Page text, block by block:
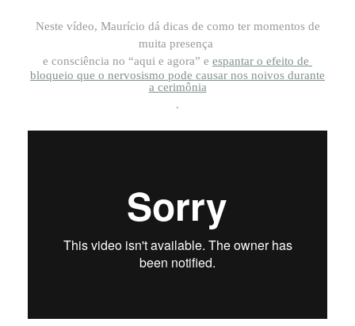
Neste vídeo, Maurício dá dicas de como ter momentos de
muita presença
e consciência no “aqui e agora” e espantar o efeito de
bloqueio que o nervosismo pode causar nos noivos durante
a cerimônia
.